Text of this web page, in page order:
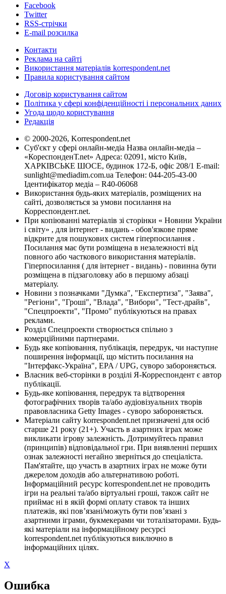
Facebook
Twitter
RSS-стрічки
E-mail розсилка
Контакти
Реклама на сайті
Використання матеріалів korrespondent.net
Правила користування сайтом
Договір користування сайтом
Політика у сфері конфіденційності і персональних даних
Угода щодо користування
Редакція
© 2000-2026, Korrespondent.net
Суб'єкт у сфері онлайн-медіа Назва онлайн-медіа –
«КореспонденТ.net» Адреса: 02091, місто Київ,
ХАРКІВСЬКЕ ШОСЕ, будинок 172-Б, офіс 208/1 E-mail:
sunlight@mediadim.com.ua Телефон: 044-205-43-00
Ідентифікатор медіа – R40-06068
Використання будь-яких матеріалів, розміщених на
сайті, дозволяється за умови посилання на
Корреспондент.net.
При копіюванні матеріалів зі сторінки « Новини України
і світу» , для інтернет - видань - обов'язкове пряме
відкрите для пошукових систем гіперпосилання .
Посилання має бути розміщена в незалежності від
повного або часткового використання матеріалів.
Гіперпосилання ( для інтернет - видань) - повинна бути
розміщена в підзаголовку або в першому абзаці
матеріалу.
Новини з позначками "Думка", "Експертиза", "Заява",
"Регіони", "Гроші", "Влада", "Вибори", "Тест-драйв",
"Спецпроекти", "Промо" публікуються на правах
реклами.
Розділ Спецпроекти створюється спільно з
комерційними партнерами.
Будь яке копіювання, публікація, передрук, чи наступне
поширення інформації, що містить посилання на
"Інтерфакс-Україна", EPA / UPG, суворо забороняється.
Власник веб-сторінки в розділі Я-Корреспондент є автор
публікації.
Будь-яке копіювання, передрук та відтворення
фотографічних творів та/або аудіовізуальних творів
правовласника Getty Images - суворо забороняється.
Матеріали сайту korrespondent.net призначені для осіб
старше 21 року (21+). Участь в азартних іграх може
викликати ігрову залежність. Дотримуйтесь правил
(принципів) відповідальної гри. При виявленні перших
ознак залежності негайно зверніться до спеціаліста.
Пам'ятайте, що участь в азартних іграх не може бути
джерелом доходів або альтернативою роботі.
Інформаційний ресурс korrespondent.net не проводить
ігри на реальні та/або віртуальні гроші, також сайт не
приймає ні в якій формі оплату ставок та інших
платежів, які пов’язані/можуть бути пов’язані з
азартними іграми, букмекерами чи тоталізаторами. Будь-
які матеріали на інформаційному ресурсі
korrespondent.net публікуються виключно в
інформаційних цілях.
X
Ошибка